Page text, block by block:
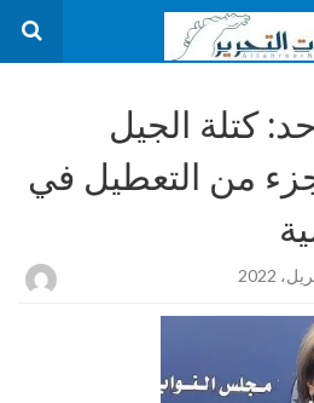
كتلة الجيل
من التعطيل في